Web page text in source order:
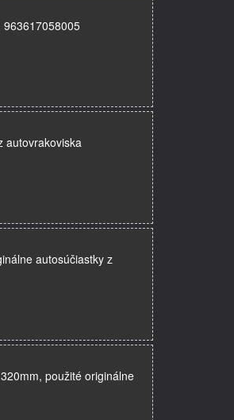
963617058005
autovrakoviska
autosúčiastky z
použité originálne